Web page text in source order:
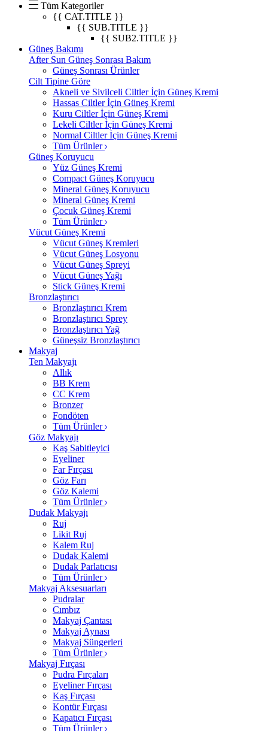
Tüm Kategoriler
{{ CAT.TITLE }}
{{ SUB.TITLE }}
{{ SUB2.TITLE }}
Güneş Bakımı
After Sun Güneş Sonrası Bakım
Güneş Sonrası Ürünler
Cilt Tipine Göre
Akneli ve Sivilceli Ciltler İçin Güneş Kremi
Hassas Ciltler İçin Güneş Kremi
Kuru Ciltler İçin Güneş Kremi
Lekeli Ciltler İçin Güneş Kremi
Normal Ciltler İçin Güneş Kremi
Tüm Ürünler
Güneş Koruyucu
Yüz Güneş Kremi
Compact Güneş Koruyucu
Mineral Güneş Koruyucu
Mineral Güneş Kremi
Çocuk Güneş Kremi
Tüm Ürünler
Vücut Güneş Kremi
Vücut Güneş Kremleri
Vücut Güneş Losyonu
Vücut Güneş Spreyi
Vücut Güneş Yağı
Stick Güneş Kremi
Bronzlaştırıcı
Bronzlaştırıcı Krem
Bronzlaştırıcı Sprey
Bronzlaştırıcı Yağ
Güneşsiz Bronzlaştırıcı
Makyaj
Ten Makyajı
Allık
BB Krem
CC Krem
Bronzer
Fondöten
Tüm Ürünler
Göz Makyajı
Kaş Sabitleyici
Eyeliner
Far Fırçası
Göz Farı
Göz Kalemi
Tüm Ürünler
Dudak Makyajı
Ruj
Likit Ruj
Kalem Ruj
Dudak Kalemi
Dudak Parlatıcısı
Tüm Ürünler
Makyaj Aksesuarları
Pudralar
Cımbız
Makyaj Çantası
Makyaj Aynası
Makyaj Süngerleri
Tüm Ürünler
Makyaj Fırçası
Pudra Fırçaları
Eyeliner Fırçası
Kaş Fırçası
Kontür Fırçası
Kapatıcı Fırçası
Tüm Ürünler